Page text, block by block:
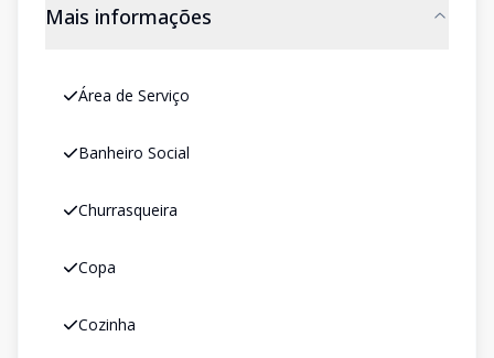
Mais informações
Área de Serviço
Banheiro Social
Churrasqueira
Copa
Cozinha